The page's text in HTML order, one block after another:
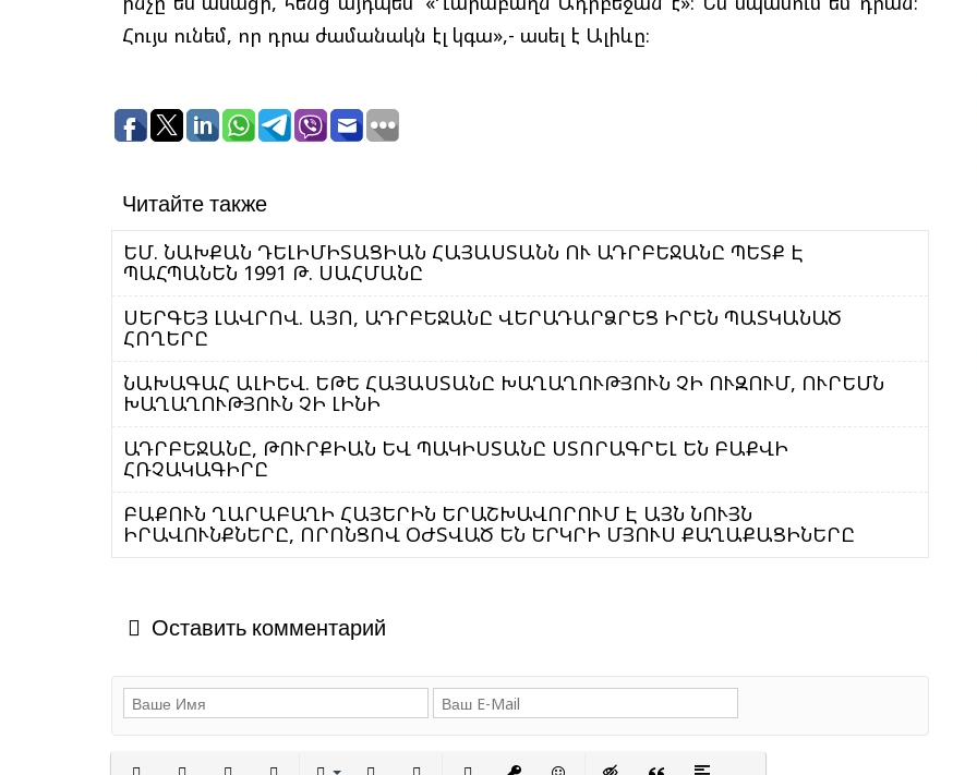
Հույս ունեմ, որ դրա ժամանակն էլ կգա»,- ասել է Ալիևը։
Читайте также
ԵՄ. ՆԱԽՔԱՆ ԴԵԼԻՄԻՏԱՑԻԱՆ ՀԱՅԱՍՏԱՆՆ ՈՒ ԱԴՐԲԵՋԱՆԸ ՊԵՏՔ Է
ՊԱՀՊԱՆԵՆ 1991 Թ. ՍԱՀՄԱՆԸ
ՍԵՐԳԵՅ ԼԱՎՐՈՎ. ԱՅՈ, ԱԴՐԲԵՋԱՆԸ ՎԵՐԱԴԱՐՁՐԵՑ ԻՐԵՆ ՊԱՏԿԱՆԱԾ
ՀՈՂԵՐԸ
ՆԱԽԱԳԱՀ ԱԼԻԵՎ. ԵԹԵ ՀԱՅԱՍՏԱՆԸ ԽԱՂԱՂՈՒԹՅՈՒՆ ՉԻ ՈՒԶՈՒՄ, ՈՒՐԵՄՆ
ԽԱՂԱՂՈՒԹՅՈՒՆ ՉԻ ԼԻՆԻ
ԱԴՐԲԵՋԱՆԸ, ԹՈՒՐՔԻԱՆ ԵՎ ՊԱԿԻՍՏԱՆԸ ՍՏՈՐԱԳՐԵԼ ԵՆ ԲԱՔՎԻ
ՀՌՉԱԿԱԳԻՐԸ
ԲԱՔՈՒՆ ՂԱՐԱԲԱՂԻ ՀԱՅԵՐԻՆ ԵՐԱՇԽԱՎՈՐՈՒՄ Է ԱՅՆ ՆՈՒՅՆ
ԻՐԱՎՈՒՆՔՆԵՐԸ, ՈՐՈՆՑՈՎ ՕԺՏՎԱԾ ԵՆ ԵՐԿՐԻ ՄՅՈՒՍ ՔԱՂԱՔԱՑԻՆԵՐԸ
Оставить комментарий